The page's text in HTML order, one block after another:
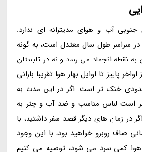
جنوبی آب و هوای مدیترانه ای ندارد.
سراسر طول سال معتدل است، به گونه
نقطه انجماد می رسد و نه در تابستان
پاییز تا اوایل بهار هوا تقریبا بارانی
خنک تر است. اگر در این مدت به
است لباس مناسب و ضد آب و چتر به
در زمان های دیگر قصد سفر داشتید، با
صاف روبرو خواهید بود، با این وجود
کمی سرد می شود، توصیه می کنیم